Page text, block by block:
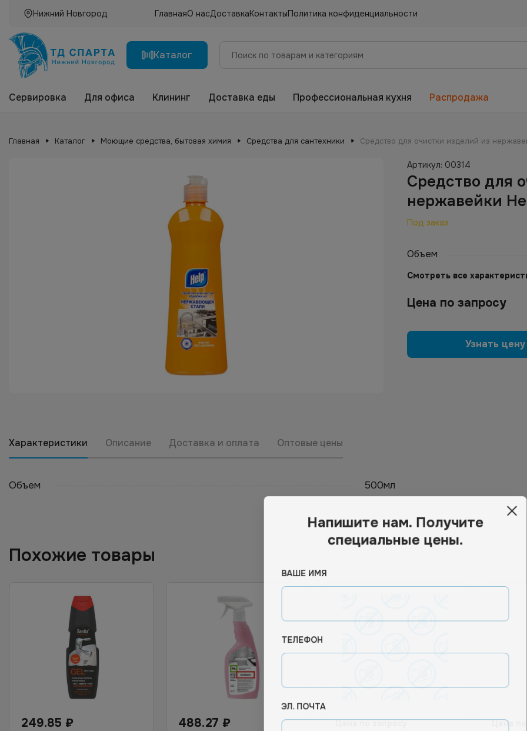
Нижний Новгород ГлавнаяО насДоставкаКонтактыПолитика конфиденциальности
Каталог
Сервировка Для офиса Клининг Доставка еды Профессиональная кухня Распродажа
Главная Каталог Моющие средства, бытовая химия Средства для сантехники Средство для очистки изделий из
Артикул: 00314
Средство для
нержавейки
Под заказ
Объем
Смотреть все
Цена по запросу
Узнать цену
Характеристики Описание Доставка и оплата Оптовые цены
Объем 500мл
Похожие товары
249.85 ₽ 488.27 ₽ Цена по запросу Цена
Напишите нам. Получите
специальные цены.
ВАШЕ ИМЯ
ТЕЛЕФОН
ЭЛ. ПОЧТА